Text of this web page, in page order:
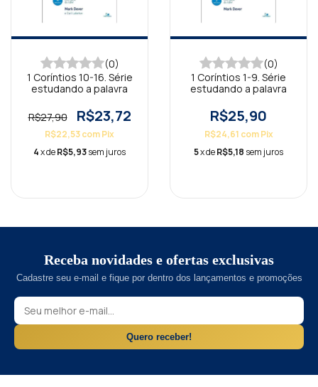
(0)
1 Coríntios 10-16. Série
estudando a palavra
R$27,90 R$23,72
R$22,53comPix
4x deR$5,93sem juros
(0)
1 Coríntios 1-9. Série
estudando a palavra
R$25,90
R$24,61 com Pix
5x deR$5,18 sem juros
Receba novidades e ofertas exclusivas
Cadastre seu e-mail e fique por dentro dos lançamentos e promoções
Quero receber!